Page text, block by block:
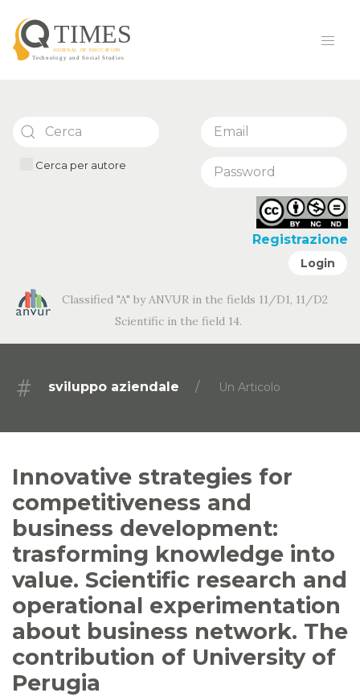
Cerca per autore
Registrazione
Login
Classified "A" by ANVUR in the fields 11/D1, 11/D2
Scientific in the field 14.
sviluppo aziendale Un Articolo
Innovative strategies for
competitiveness and
business development:
trasforming knowledge into
value. Scientific research and
operational experimentation
about business network. The
contribution of University of
Perugia